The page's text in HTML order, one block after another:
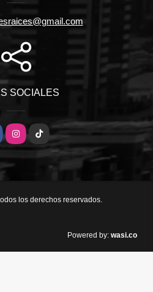
SOCIALES
InstagramTikTok
todos los derechos reservados.
Powered by: wasi.co